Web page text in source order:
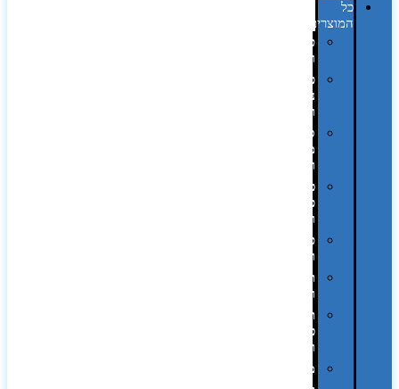
כל
המוצרים
טכנולוגיה
וגאדג'טים
פנאי,
נופש
ונסיעות
סביבת
משרד
ופרימיום
כלים,
פנסים
ורכב
טקסטיל
וחורף
תיקים
ומזוודות
תערוכות,
כנסים
ועוד…
מטבח
,חגים